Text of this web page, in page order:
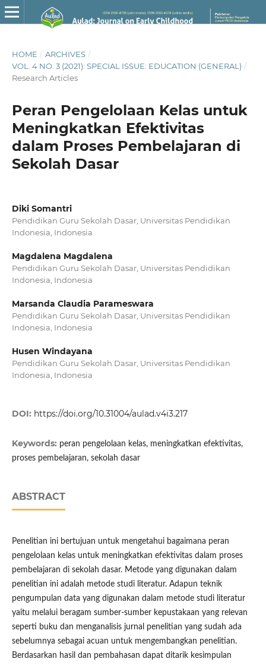
HOME / ARCHIVES /
VOL. 4 NO. 3 (2021): SPECIAL ISSUE: EDUCATION (GENERAL) /
Research Articles
Peran Pengelolaan Kelas untuk
Meningkatkan Efektivitas
dalam Proses Pembelajaran di
Sekolah Dasar
Diki Somantri
Pendidikan Guru Sekolah Dasar, Universitas Pendidikan
Indonesia, Indonesia
Magdalena Magdalena
Pendidikan Guru Sekolah Dasar, Universitas Pendidikan
Indonesia, Indonesia
Marsanda Claudia Parameswara
Pendidikan Guru Sekolah Dasar, Universitas Pendidikan
Indonesia, Indonesia
Husen Windayana
Pendidikan Guru Sekolah Dasar, Universitas Pendidikan
Indonesia, Indonesia
DOI: https://doi.org/10.31004/aulad.v4i3.217
Keywords: peran pengelolaan kelas, meningkatkan efektivitas,
proses pembelajaran, sekolah dasar
ABSTRACT
Penelitian ini bertujuan untuk mengetahui bagaimana peran
pengelolaan kelas untuk meningkatkan efektivitas dalam proses
pembelajaran di sekolah dasar. Metode yang digunakan dalam
penelitian ini adalah metode studi literatur. Adapun teknik
pengumpulan data yang digunakan dalam metode studi literatur
yaitu melalui beragam sumber-sumber kepustakaan yang relevan
seperti buku dan menganalisis jurnal penelitian yang sudah ada
sebelumnya sebagai acuan untuk mengembangkan penelitian.
Berdasarkan hasil dan pembahasan dapat ditarik kesimpulan